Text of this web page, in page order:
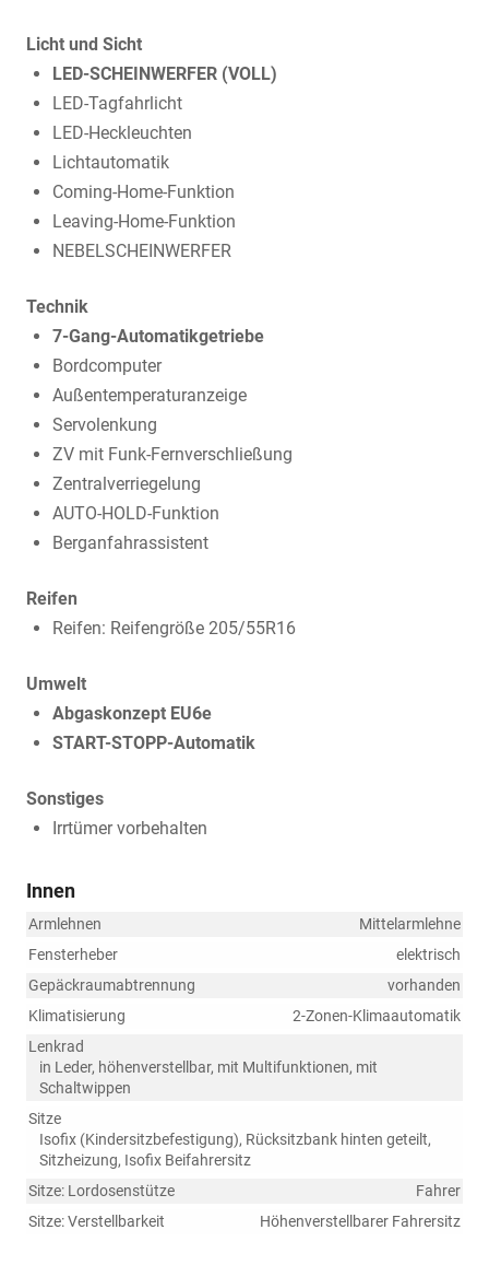
Licht und Sicht
LED-SCHEINWERFER (VOLL)
LED-Tagfahrlicht
LED-Heckleuchten
Lichtautomatik
Coming-Home-Funktion
Leaving-Home-Funktion
NEBELSCHEINWERFER
Technik
7-Gang-Automatikgetriebe
Bordcomputer
Außentemperaturanzeige
Servolenkung
ZV mit Funk-Fernverschließung
Zentralverriegelung
AUTO-HOLD-Funktion
Berganfahrassistent
Reifen
Reifen: Reifengröße 205/55R16
Umwelt
Abgaskonzept EU6e
START-STOPP-Automatik
Sonstiges
Irrtümer vorbehalten
Innen
Armlehnen
Mittelarmlehne
Fensterheber
elektrisch
Gepäckraumabtrennung
vorhanden
Klimatisierung
2-Zonen-Klimaautomatik
Lenkrad
in Leder, höhenverstellbar, mit Multifunktionen, mit
Schaltwippen
Sitze
Isofix (Kindersitzbefestigung), Rücksitzbank hinten geteilt,
Sitzheizung, Isofix Beifahrersitz
Sitze: Lordosenstütze
Fahrer
Sitze: Verstellbarkeit
Höhenverstellbarer Fahrersitz